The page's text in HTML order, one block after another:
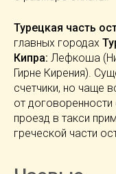
Турецкая часть
главных городах
Кипра: Лефкоша
Гирне Кирения).
счетчики, но чаще
от
проезд в такси
греческой части